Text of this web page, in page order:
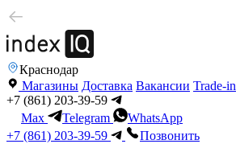
Краснодар
Магазины Доставка Вакансии Trade-in
+7 (861) 203-39-59
Max
Telegram
WhatsApp
+7 (861) 203-39-59
Позвонить